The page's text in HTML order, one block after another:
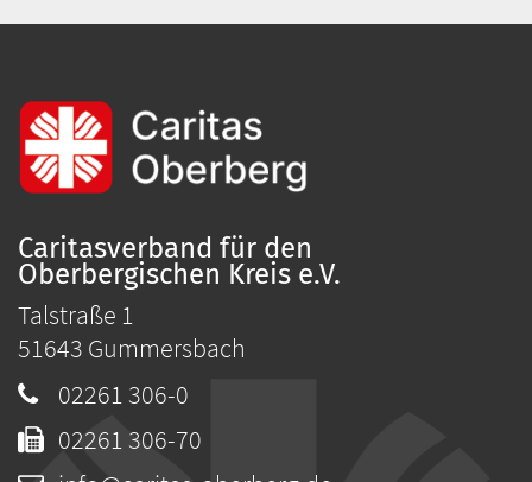
Caritasverband für den
Oberbergischen Kreis e.V.
Talstraße 1
51643 Gummersbach
02261 306-0
02261 306-70